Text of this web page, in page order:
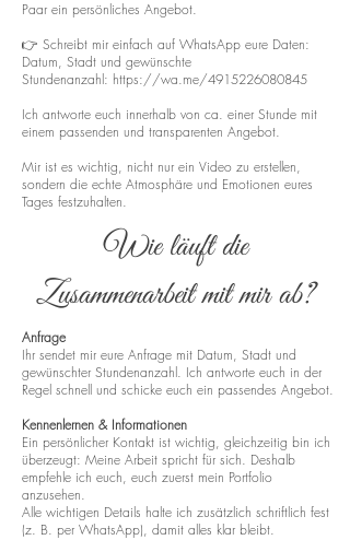
Paar ein persönliches Angebot.
👉 Schreibt mir einfach auf WhatsApp eure Daten:
Datum, Stadt und gewünschte
Stundenanzahl: https://wa.me/4915226080845
Ich antworte euch innerhalb von ca. einer Stunde mit
einem passenden und transparenten Angebot.
Mir ist es wichtig, nicht nur ein Video zu erstellen,
sondern die echte Atmosphäre und Emotionen eures
Tages festzuhalten.
Wie läuft die
Zusammenarbeit mit mir ab?
Anfrage
Ihr sendet mir eure Anfrage mit Datum, Stadt und
gewünschter Stundenanzahl. Ich antworte euch in der
Regel schnell und schicke euch ein passendes Angebot.
Kennenlernen & Informationen
Ein persönlicher Kontakt ist wichtig, gleichzeitig bin ich
überzeugt: Meine Arbeit spricht für sich. Deshalb
empfehle ich euch, euch zuerst mein Portfolio
anzusehen.
Alle wichtigen Details halte ich zusätzlich schriftlich fest
(z. B. per WhatsApp), damit alles klar bleibt.